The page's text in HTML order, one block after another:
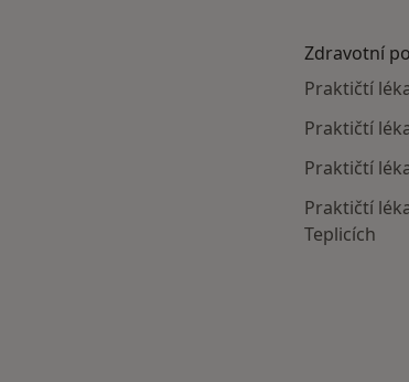
Zdravotní
Praktičtí
Praktičtí
Praktičtí
Praktičtí
Teplicích